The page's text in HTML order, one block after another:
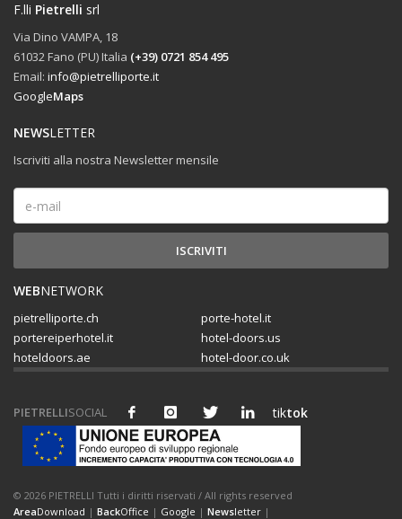
F.lli Pietrelli srl
Via Dino VAMPA, 18
61032 Fano (PU) Italia (+39) 0721 854 495
Email: info@pietrelliporte.it
GoogleMaps
NEWSLETTER
Iscriviti alla nostra Newsletter mensile
WEBNETWORK
pietrelliporte.ch
porte-hotel.it
portereiperhotel.it
hotel-doors.us
hoteldoors.ae
hotel-door.co.uk
PIETRELLISOCIAL tiktok
© 2026 PIETRELLI Tutti i diritti riservati / All rights reserved
AreaDownload | BackOffice | Google | Newsletter |